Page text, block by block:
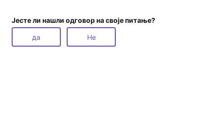
Јесте ли нашли одговор на своје питање?
да Не